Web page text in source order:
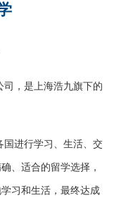
，是上海浩九旗下的
国进行学习、生活、交
、适合的留学选择，
习和生活，最终达成